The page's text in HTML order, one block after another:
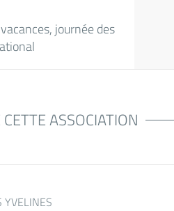
journée des
ASSOCIATION
YVELINES